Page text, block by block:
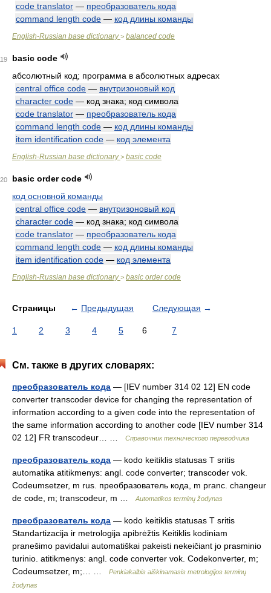
code translator — преобразователь кода
command length code — код длины команды
English-Russian base dictionary> balanced code
basic code
абсолютный код; программа в абсолютных адресах
central office code — внутризоновый код
character code — код знака; код символа
code translator — преобразователь кода
command length code — код длины команды
item identification code — код элемента
English-Russian base dictionary> basic code
basic order code
код основной команды
central office code — внутризоновый код
character code — код знака; код символа
code translator — преобразователь кода
command length code — код длины команды
item identification code — код элемента
English-Russian base dictionary> basic order code
Страницы ← Предыдущая Следующая →
1 2 3 4 5 6 7
См. также в других словарях:
преобразователь кода — [IEV number 314 02 12] EN code
converter transcoder device for changing the representation of
information according to a given code into the representation of
the same information according to another code [IEV number 314
02 12] FR transcodeur… …
Справочник технического переводчика
преобразователь кода — kodo keitiklis statusas T sritis
automatika atitikmenys: angl. code converter; transcoder vok.
Codeumsetzer, m rus. преобразователь кода, m pranc. changeur
de code, m; transcodeur, m …
Automatikos terminų žodynas
преобразователь кода — kodo keitiklis statusas T sritis
Standartizacija ir metrologija apibrėžtis Keitiklis kodiniam
pranešimo pavidalui automatiškai pakeisti nekeičiant jo prasminio
turinio. atitikmenys: angl. code converter vok. Codekonverter, m;
Codeumsetzer, m;… …
Penkiakalbis aiškinamasis metrologijos terminų
žodynas